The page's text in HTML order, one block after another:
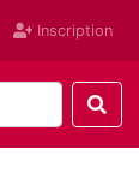
Inscription